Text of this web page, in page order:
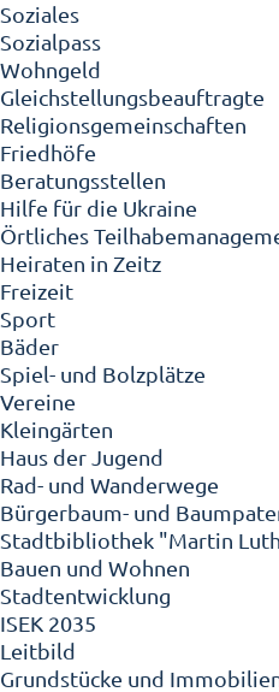
Soziales
Sozialpass
Wohngeld
Gleichstellungsbeauftragte
Religionsgemeinschaften
Friedhöfe
Beratungsstellen
Hilfe für die Ukraine
Örtliches
Heiraten in Zeitz
Freizeit
Sport
Bäder
Spiel- und Bolzplätze
Vereine
Kleingärten
Haus der Jugend
Rad- und Wanderwege
Bürgerbaum- und
Stadtbibliothek "Martin
Bauen und Wohnen
Stadtentwicklung
ISEK 2035
Leitbild
Grundstücke und